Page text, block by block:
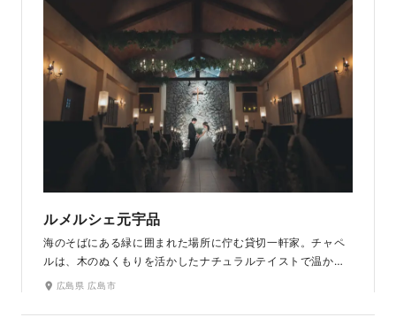
光の中落ち着いた雰囲気をお楽しみ頂けます。
ルメルシェ元宇品
海のそばにある緑に囲まれた場所に佇む貸切一軒家。チャペ
ルは、木のぬくもりを活かしたナチュラルテイストで温かみ
があり、ロックウォールに十字架が掛かる祭壇が、厳かな雰
り注ぐ光と美しい緑に包まれ、四季の花々が魅力です。ラヴ
広島県 広島市